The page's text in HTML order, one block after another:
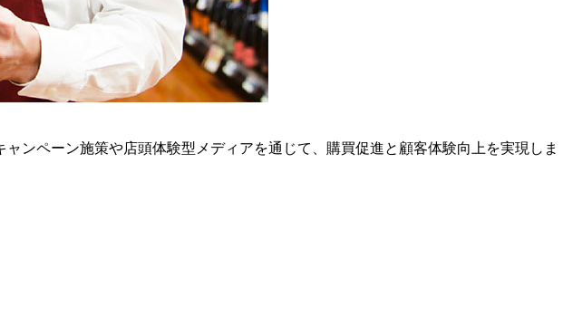
ンペーン施策や店頭体験型メディアを通じて、購買促進と顧客体験向上を実現しま